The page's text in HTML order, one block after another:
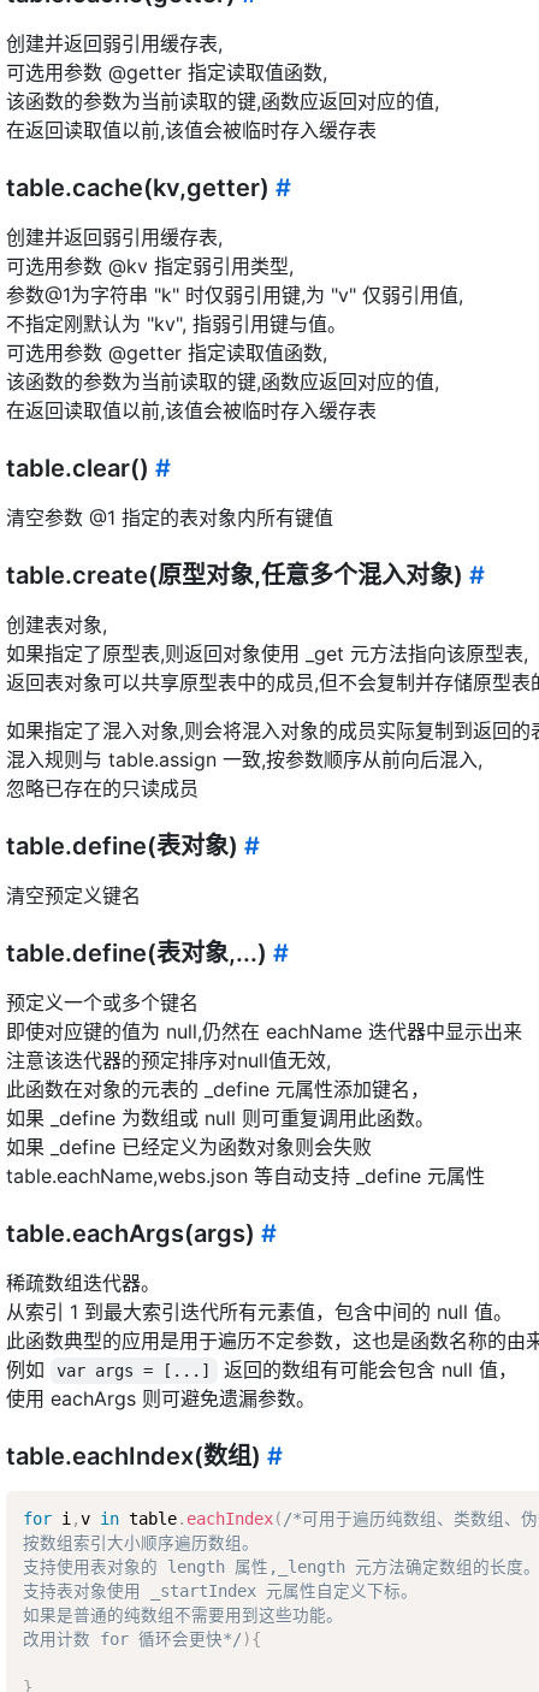
创建并返回弱引用缓存表,
可选用参数 @getter 指定读取值函数,
该函数的参数为当前读取的键,函数应返回对应的值,
在返回读取值以前,该值会被临时存入缓存表
table.cache(kv,getter) #
创建并返回弱引用缓存表,
可选用参数 @kv 指定弱引用类型,
参数@1为字符串 "k" 时仅弱引用键,为 "v" 仅弱引用值,
不指定刚默认为 "kv", 指弱引用键与值。
可选用参数 @getter 指定读取值函数,
该函数的参数为当前读取的键,函数应返回对应的值,
在返回读取值以前,该值会被临时存入缓存表
table.clear() #
清空参数 @1 指定的表对象内所有键值
table.create(原型对象,任意多个混入对象) #
创建表对象,
如果指定了原型表,则返回对象使用 _get 元方法指向该原型表,
返回表对象可以共享原型表中的成员,但不会复制并存储原型表
如果指定了混入对象,则会将混入对象的成员实际复制到返回的
混入规则与 table.assign 一致,按参数顺序从前向后混入,
忽略已存在的只读成员
table.define(表对象) #
清空预定义键名
table.define(表对象,...) #
预定义一个或多个键名
即使对应键的值为 null,仍然在 eachName 迭代器中显示出来
注意该迭代器的预定排序对null值无效,
此函数在对象的元表的 _define 元属性添加键名，
如果 _define 为数组或 null 则可重复调用此函数。
如果 _define 已经定义为函数对象则会失败
table.eachName,webs.json 等自动支持 _define 元属性
table.eachArgs(args) #
稀疏数组迭代器。
从索引 1 到最大索引迭代所有元素值，包含中间的 null 值。
此函数典型的应用是用于遍历不定参数，这也是函数名称的由
例如
var args = [...]
返回的数组有可能会包含 null 值，
使用 eachArgs 则可避免遗漏参数。
table.eachIndex(数组) #
for i,v in table. eachIndex(/*可用于遍历纯数组、类数组、
按数组索引大小顺序遍历数组。
支持使用表对象的 length 属性,_length 元方法确定数组的长
支持表对象使用 _startIndex 元属性自定义下标。
如果是普通的纯数组不需要用到这些功能。
改用计数 for 循环会更快*/){
}